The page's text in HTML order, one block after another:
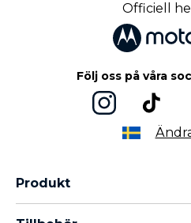
Officiell
Följ oss på våra
Produkt